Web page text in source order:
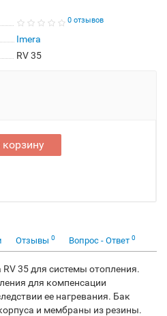
0 отзывов
Imera
RV 35
корзину
Отзывы 0 Вопрос - Ответ 0
35 для системы отопления.
для компенсации
ее нагревания. Бак
и мембраны из резины.